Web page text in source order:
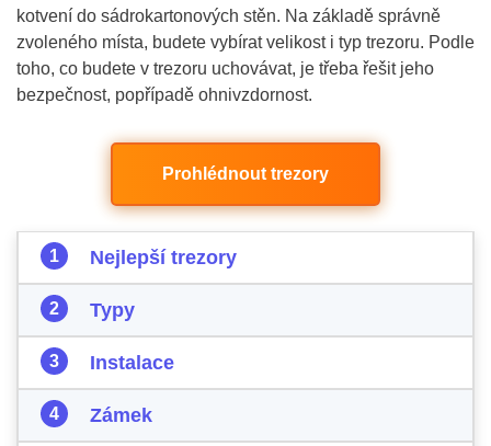
kotvení do sádrokartonových stěn. Na základě správně
zvoleného místa, budete vybírat velikost i typ trezoru. Podle
toho, co budete v trezoru uchovávat, je třeba řešit jeho
bezpečnost, popřípadě ohnivzdornost.
Prohlédnout trezory
Nejlepší trezory
Typy
Instalace
Zámek